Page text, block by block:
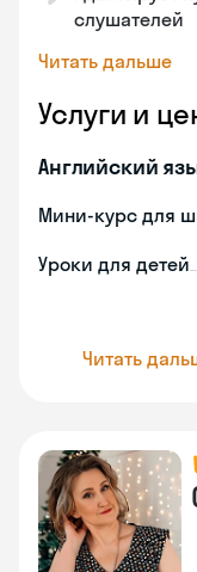
слушателей
Читать дальше
Услуги и
Английский
Мини-курс для
Уроки для детей
Читать